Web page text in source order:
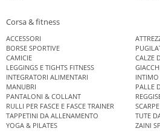
Corsa & fitness
ACCESSORI
BORSE SPORTIVE
CAMICIE
CALZE
LEGGINGS E TIGHTS FITNESS
INTEGRATORI ALIMENTARI
INTIMO
MANUBRI
PALLE
PANTALONI & COLLANT
RULLI PER FASCE E FASCE TRAINER
SCARPE
TAPPETINI DA ALLENAMENTO
TUTE
YOGA & PILATES
ZAINI